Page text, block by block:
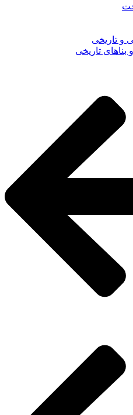
و تاریخی
بناهای تاریخی